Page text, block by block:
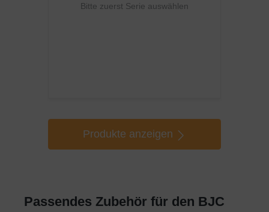
Bitte zuerst Serie auswählen
Produkte anzeigen
Passendes Zubehör für den BJC